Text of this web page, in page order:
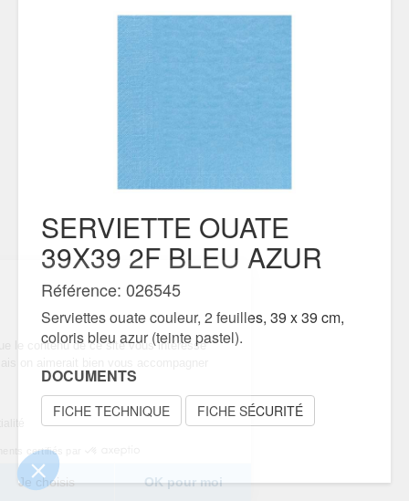
!
sûrs que le contenu de ce site vous intéresse
confidentialité
Consentements certifiés par
Je choisis OK pour moi
SERVIETTE OUATE
39X39 2F BLEU AZUR
Référence: 026545
Serviettes ouate couleur, 2 feuilles, 39 x 39 cm,
coloris bleu azur (teinte pastel).
DOCUMENTS
FICHE TECHNIQUE FICHE SÉCURITÉ